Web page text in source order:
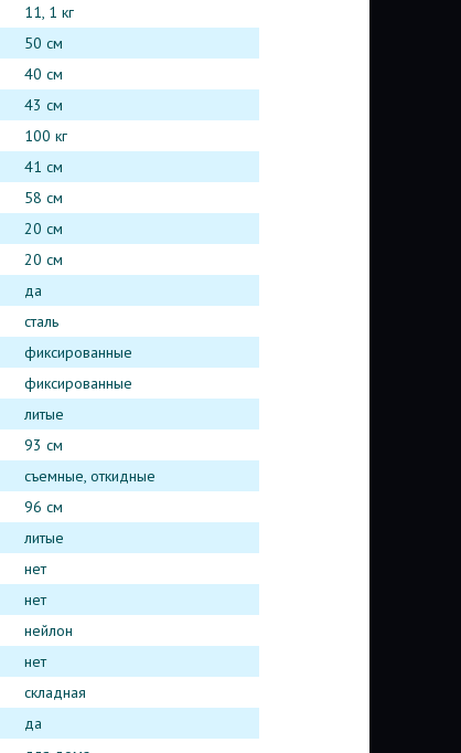
11, 1 кг
50 см
40 см
43 см
100 кг
41 см
58 см
20 см
20 см
да
сталь
фиксированные
фиксированные
литые
93 см
съемные, откидные
96 см
литые
нет
нет
нейлон
нет
складная
да